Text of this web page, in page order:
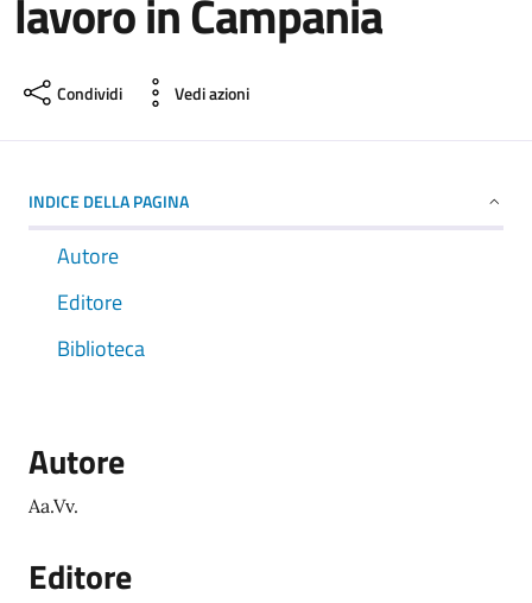
lavoro in Campania
Condividi Vedi azioni
INDICE DELLA PAGINA
Autore
Editore
Biblioteca
Autore
Aa.Vv.
Editore